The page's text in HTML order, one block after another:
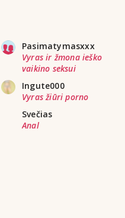
Pasimatymasxxx
Vyras ir žmona ieško
vaikino seksui
Ingute000
Vyras žiūri porno
Svečias
Anal